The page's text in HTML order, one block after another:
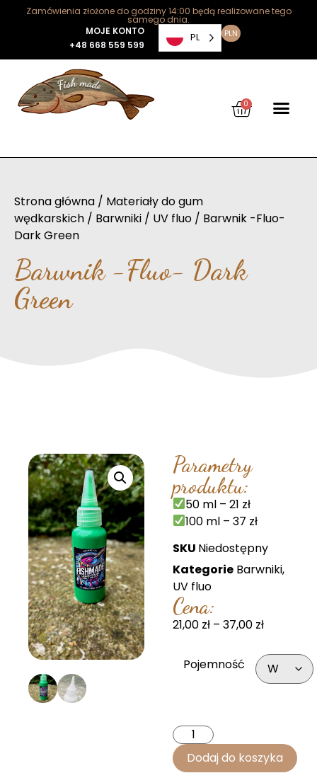
Zamówienia złożone do godziny 14:00 będą realizowane tego
samego dnia.
MOJE KONTO
+48 668 559 599
PL PLN
0
Strona główna / Materiały do gum
wędkarskich / Barwniki / UV fluo / Barwnik -Fluo-
Dark Green
Barwnik -Fluo- Dark
Green
Parametry
produktu:
50 ml – 21 zł
100 ml – 37 zł
SKU Niedostępny
Kategorie Barwniki,
UV fluo
Cena:
21,00 zł – 37,00 zł
Pojemność
Dodaj do koszyka